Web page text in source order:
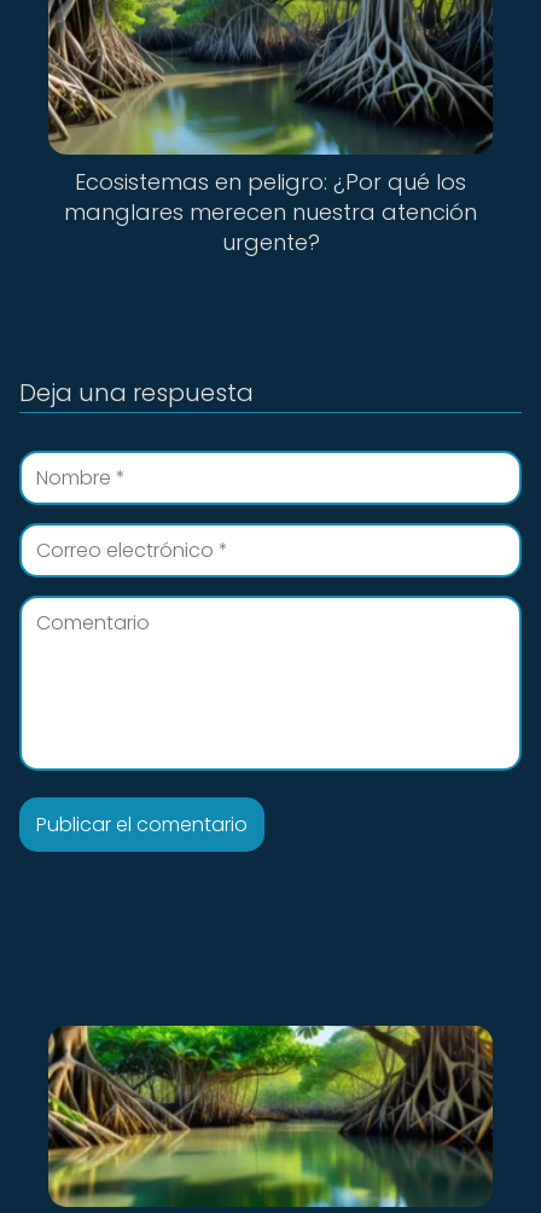
Ecosistemas en peligro: ¿Por qué los
manglares merecen nuestra atención
urgente?
Deja una respuesta